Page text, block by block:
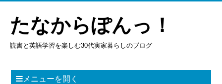
たなからぽんっ！
読書と英語学習を楽しむ30代実家暮らしのブログ
メニューを開く